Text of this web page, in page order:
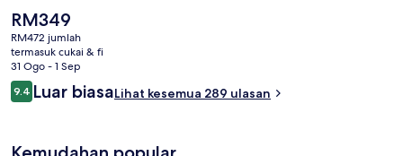
lain menyukai kakitangan.
Harga
semasa
ialah
RM349
RM349
RM472 jumlah
termasuk cukai & fi
31 Ogo - 1 Sep
Ulasan
9.49.4 daripada 10
Luar biasaLihat kesemua 289 ulasan